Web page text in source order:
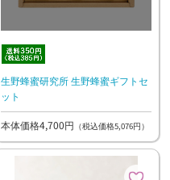
生野蜂蜜研究所 生野蜂蜜ギフトセ
ット
本体価格4,700円 （税込価格5,076円）